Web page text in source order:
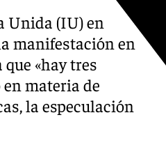
Unida (IU) en
manifestación en
«hay tres
en materia de
la especulación